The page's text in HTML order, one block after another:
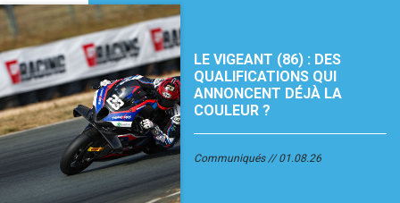
LE VIGEANT (86) : DES
QUALIFICATIONS QUI
ANNONCENT DÉJÀ LA
COULEUR ?
Communiqués 01.08.26